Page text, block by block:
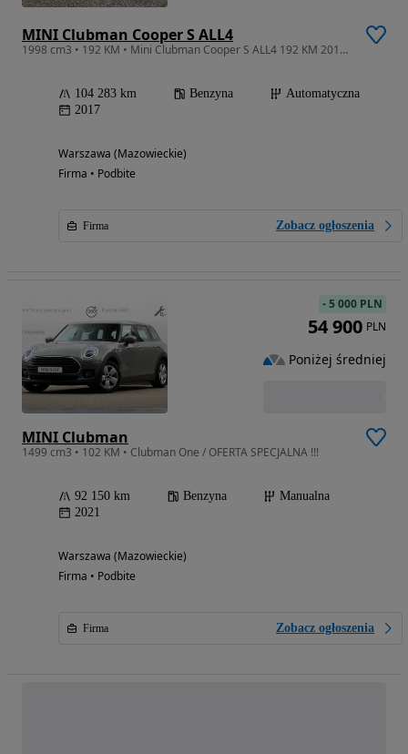
MINI Clubman Cooper S ALL4
1998 cm3 • 192 KM • Mini Clubman Cooper S ALL4 192 KM 2017! Warszawa!
104 283 km Benzyna
Automatyczna
2017
Warszawa (Mazowieckie)
Firma • Podbite
Firma Zobacz ogłoszenia
MINI Clubman
1499 cm3 • 102 KM • Clubman One / OFERTA SPECJALNA !!!
92 150 km Benzyna
Manualna
2021
Warszawa (Mazowieckie)
Firma • Podbite
Firma Zobacz ogłoszenia
-5 000 PLN
54 900 PLN
Poniżej średniej